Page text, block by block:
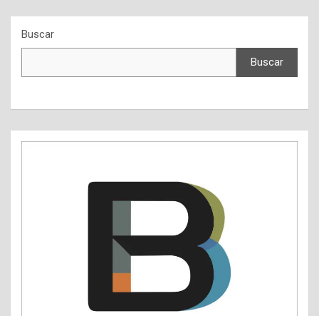
Buscar
Buscar